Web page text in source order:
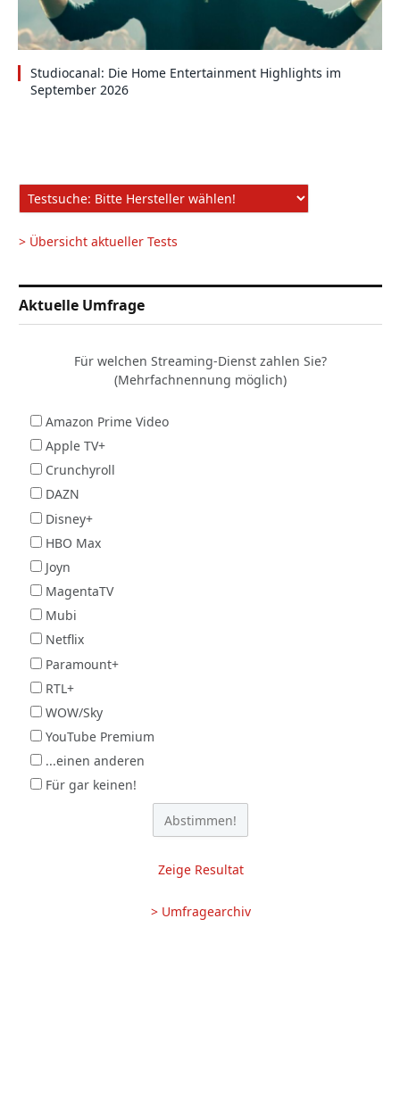
Studiocanal: Die Home Entertainment Highlights im
September 2026
> Übersicht aktueller Tests
Aktuelle Umfrage
Für welchen Streaming-Dienst zahlen Sie?
(Mehrfachnennung möglich)
Amazon Prime Video
Apple TV+
Crunchyroll
DAZN
Disney+
HBO Max
Joyn
MagentaTV
Mubi
Netflix
Paramount+
RTL+
WOW/Sky
YouTube Premium
...einen anderen
Für gar keinen!
Zeige Resultat
> Umfragearchiv